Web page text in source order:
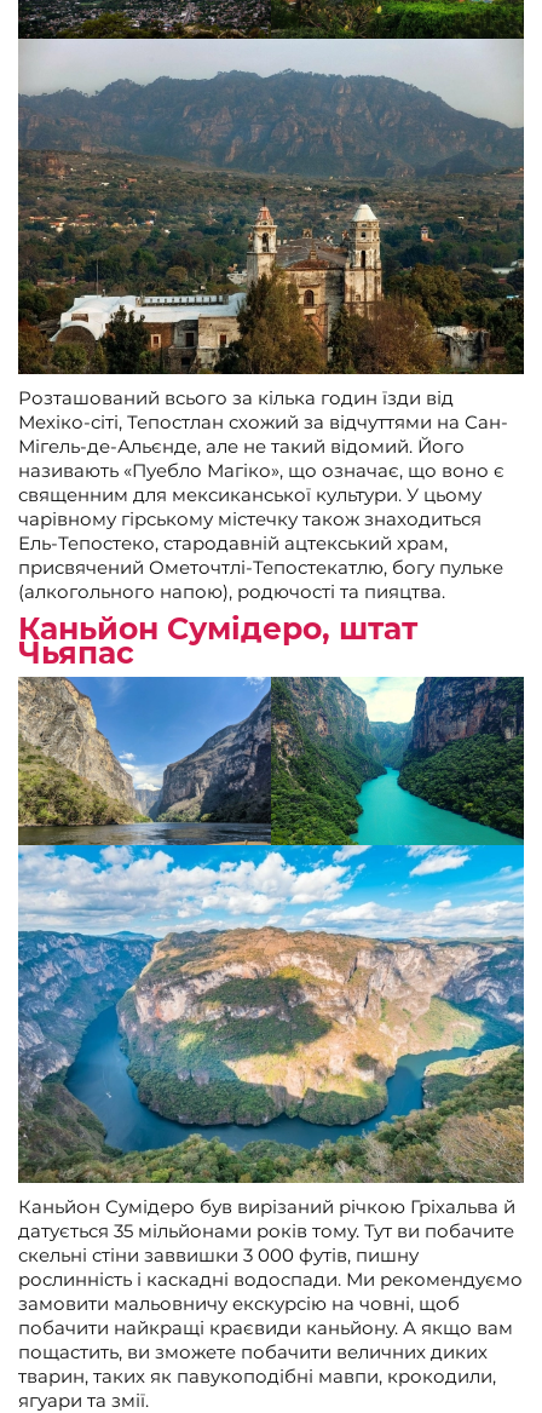
Розташований всього за кілька годин їзди від
Мехіко-сіті, Тепостлан схожий за відчуттями на Сан-
Мігель-де-Альєнде, але не такий відомий. Його
називають «Пуебло Магіко», що означає, що воно є
священним для мексиканської культури. У цьому
чарівному гірському містечку також знаходиться
Ель-Тепостеко, стародавній ацтекський храм,
присвячений Ометочтлі-Тепостекатлю, богу пульке
(алкогольного напою), родючості та пияцтва.
Каньйон Сумідеро, штат
Чьяпас
Каньйон Сумідеро був вирізаний річкою Гріхальва й
датується 35 мільйонами років тому. Тут ви побачите
скельні стіни заввишки 3 000 футів, пишну
рослинність і каскадні водоспади. Ми рекомендуємо
замовити мальовничу екскурсію на човні, щоб
побачити найкращі краєвиди каньйону. А якщо вам
пощастить, ви зможете побачити величних диких
тварин, таких як павукоподібні мавпи, крокодили,
ягуари та змії.